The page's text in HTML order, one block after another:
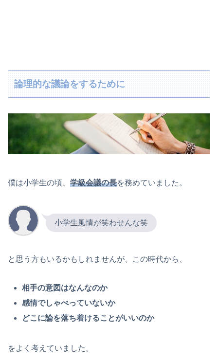
論理的な議論をするために
僕は小学生の頃、 学級会議の長を務めていました。
小学生風情が笑わせんな笑
と思う方もいるかもしれませんが、この時代から、
相手の意図はなんなのか
感情でしゃべっていないか
どこに論を落ち着けることがいいのか
をよく考えていました。